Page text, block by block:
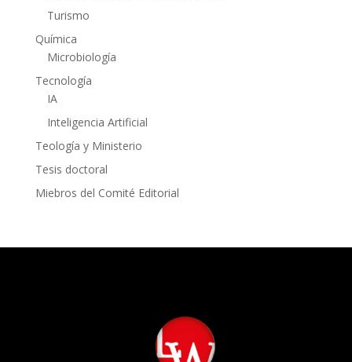
Turismo
Química
Microbiología
Tecnología
IA
Inteligencia Artificial
Teología y Ministerio
Tesis doctoral
Miebros del Comité Editorial